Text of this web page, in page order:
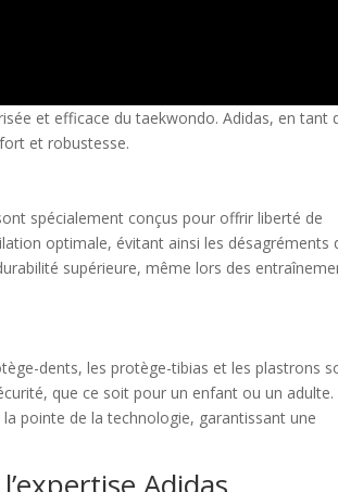
et efficace du taekwondo. Adidas, en tant
et robustesse.
spécialement conçus pour offrir liberté de
optimale, évitant ainsi les désagréments
supérieure, même lors des
dents, les protège-tibias et les plastrons
que ce soit pour un enfant ou un adulte.
pointe de la technologie, garantissant une
Adidas